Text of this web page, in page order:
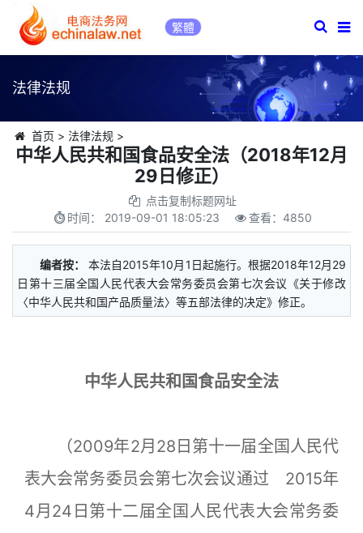
繁體
法律法规
首页 > 法律法规 >
中华人民共和国食品安全法（2018年12月
29日修正）
点击复制标题网址
时间： 2019-09-01 18:05:23 查看： 4850
编者按：
本法自2015年10月1日起施行。根据2018年12月29
日第十三届全国人民代表大会常务委员会第七次会议《关于修改
〈中华人民共和国产品质量法〉等五部法律的决定》修正。
中华人民共和国食品安全法
（2009年2月28日第十一届全国人民代
表大会常务委员会第七次会议通过 2015年
4月24日第十二届全国人民代表大会常务委